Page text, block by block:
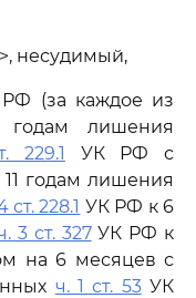
несудимый,
(за каждое из
годам лишения
229.1
УК РФ с
годам лишения
ст. 228.1 УК РФ к 6
3 ст. 327УК РФ к
на 6 месяцев с
ч. 1 ст. 53УК